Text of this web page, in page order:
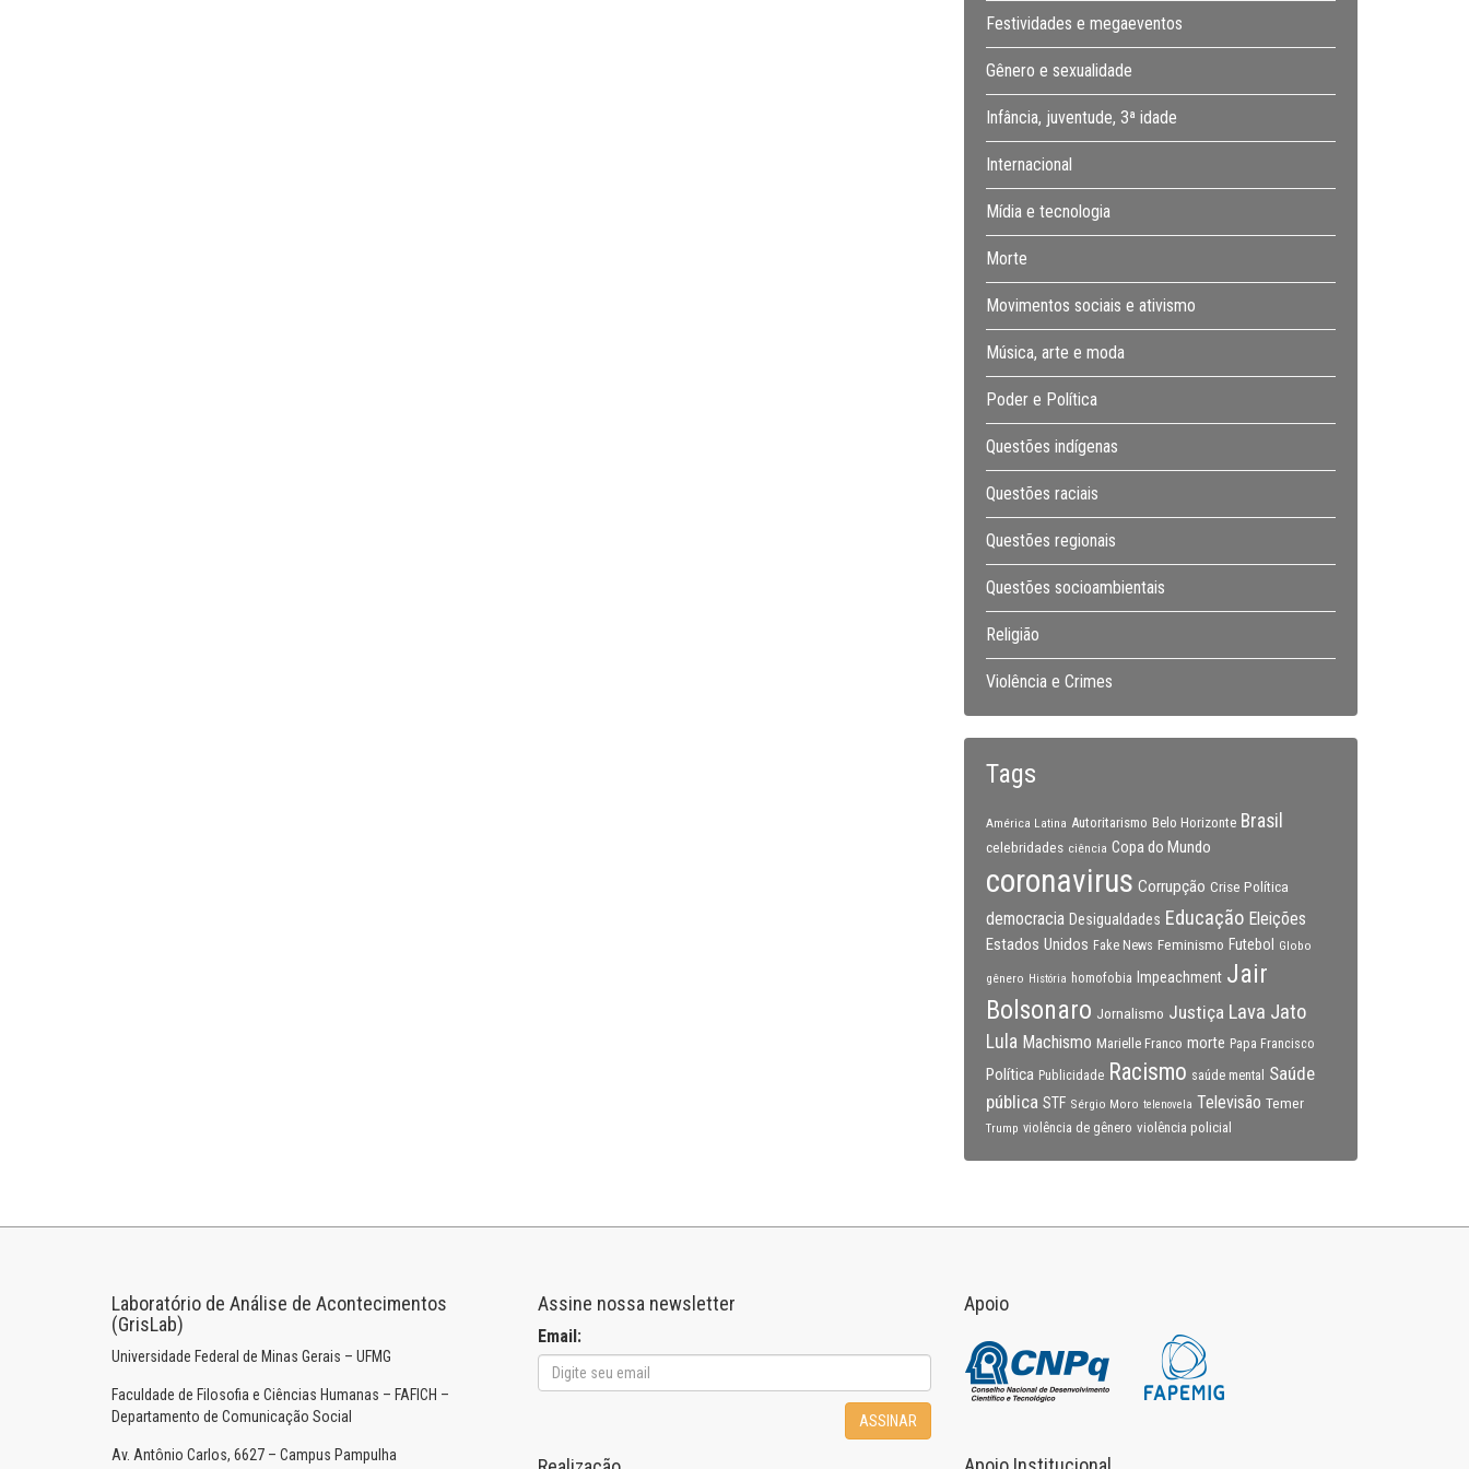
Festividades e megaeventos
Gênero e sexualidade
Infância, juventude, 3ª idade
Internacional
Mídia e tecnologia
Morte
Movimentos sociais e ativismo
Música, arte e moda
Poder e Política
Questões indígenas
Questões raciais
Questões regionais
Questões socioambientais
Religião
Violência e Crimes
Tags
América Latina Autoritarismo Belo Horizonte Brasil
celebridades ciência Copa do Mundo
coronavirus Corrupção Crise Política
democracia Desigualdades Educação Eleições
Estados Unidos Fake News Feminismo Futebol Globo
gênero História homofobia Impeachment Jair
Bolsonaro Jornalismo Justiça Lava Jato
Lula Machismo Marielle Franco morte Papa Francisco
Política Publicidade Racismo saúde mental
Saúde
pública STF Sérgio Moro telenovela Televisão Temer
Trump violência de gênero violência policial
Laboratório de Análise de Acontecimentos
(GrisLab)
Universidade Federal de Minas Gerais – UFMG
Faculdade de Filosofia e Ciências Humanas – FAFICH –
Departamento de Comunicação Social
Av. Antônio Carlos, 6627 – Campus Pampulha
Assine nossa newsletter
Email:
ASSINAR
Apoio